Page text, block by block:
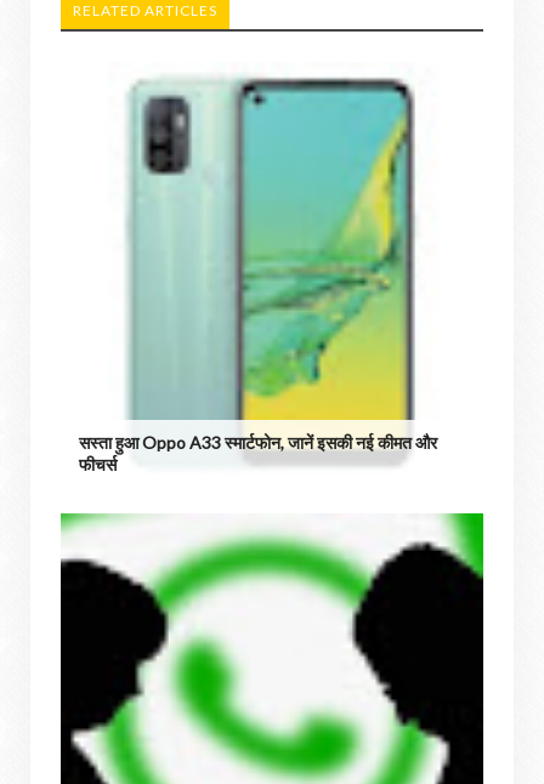
RELATED ARTICLES
सस्ता हुआ Oppo A33 स्मार्टफोन, जानें इसकी नई कीमत और
फीचर्स